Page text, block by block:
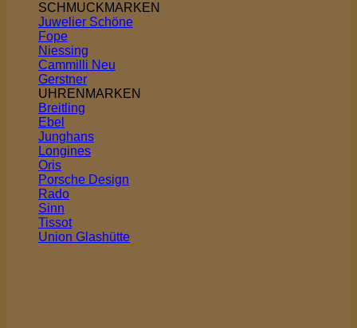
SCHMUCKMARKEN
Juwelier Schöne
Fope
Niessing
Cammilli
Gerstner
UHRENMARKEN
Breitling
Ebel
Junghans
Longines
Oris
Porsche Design
Rado
Sinn
Tissot
Union Glashütte